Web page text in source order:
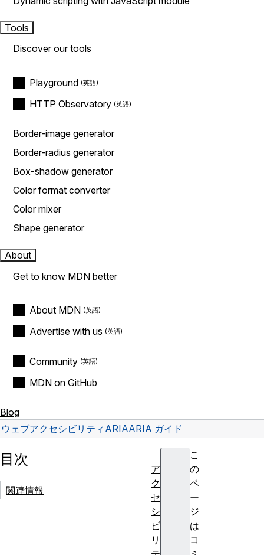
Tools
Discover our tools
Playground
HTTP Observatory
Border-image generator
Border-radius generator
Box-shadow generator
Color format converter
Color mixer
Shape generator
About
Get to know MDN better
About MDN
Advertise with us
Community
MDN on GitHub
Blog
ウェブアクセシビリティ ARIAARIA ガイド
こ
の
ペ
ー
ジ
は
コ
目次
関連情報
ア
ク
セ
シ
ビ
リ